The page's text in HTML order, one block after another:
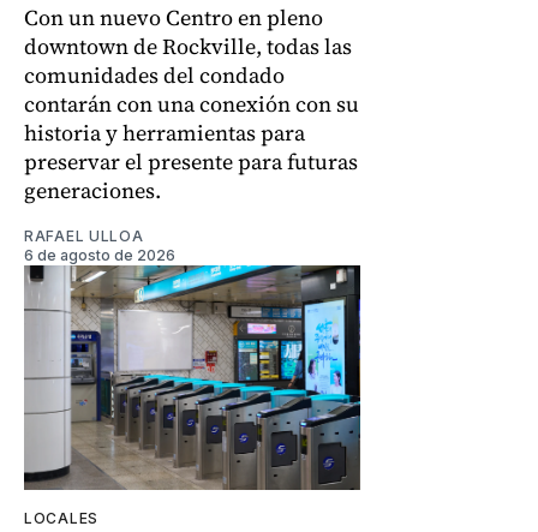
Con un nuevo Centro en pleno
downtown de Rockville, todas las
comunidades del condado
contarán con una conexión con su
historia y herramientas para
preservar el presente para futuras
generaciones.
RAFAEL ULLOA
6 de agosto de 2026
LOCALES